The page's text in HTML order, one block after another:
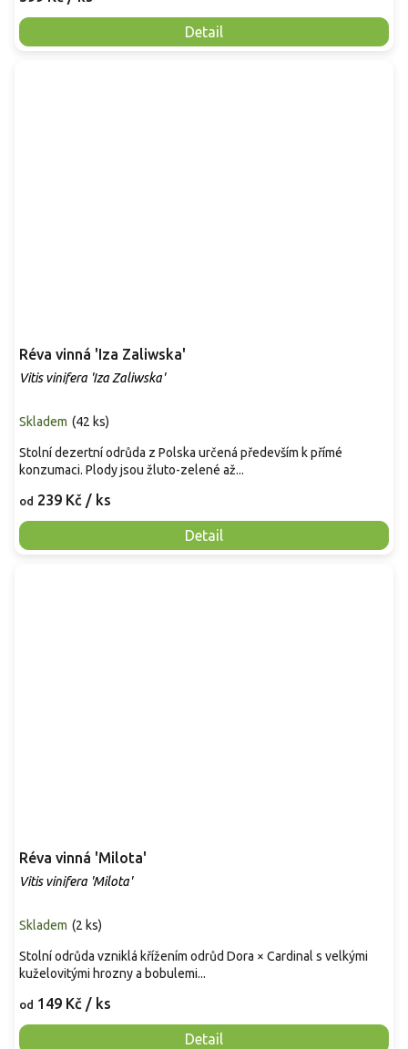
Detail
Réva vinná 'Iza Zaliwska'
Vitis vinifera 'Iza Zaliwska'
Skladem (42 ks)
od 239 Kč / ks
Detail
Stolní dezertní odrůda z Polska určená především k přímé
konzumaci. Plody jsou žluto-zelené až...
Réva vinná 'Milota'
Vitis vinifera 'Milota'
Skladem (2 ks)
od 149 Kč / ks
Detail
Stolní odrůda vzniklá křížením odrůd Dora × Cardinal s velkými
kuželovitými hrozny a bobulemi...